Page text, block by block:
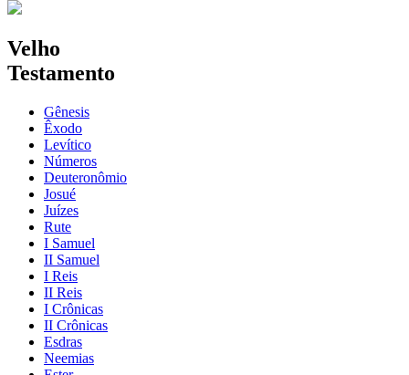
Velho
Testamento
Gênesis
Êxodo
Levítico
Números
Deuteronômio
Josué
Juízes
Rute
I Samuel
II Samuel
I Reis
II Reis
I Crônicas
II Crônicas
Esdras
Neemias